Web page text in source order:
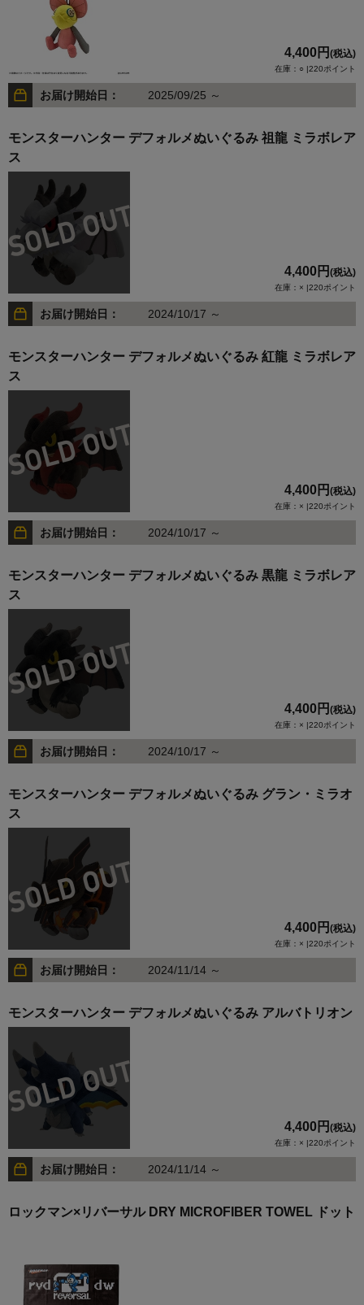
4,400円 (税込)
在庫：○ |220ポイント
お届け開始日： 2025/09/25 ～
モンスターハンター デフォルメぬいぐるみ 祖龍 ミラボレア
ス
4,400円 (税込)
在庫：× |220ポイント
お届け開始日： 2024/10/17 ～
モンスターハンター デフォルメぬいぐるみ 紅龍 ミラボレア
ス
4,400円 (税込)
在庫：× |220ポイント
お届け開始日： 2024/10/17 ～
モンスターハンター デフォルメぬいぐるみ 黒龍 ミラボレア
ス
4,400円 (税込)
在庫：× |220ポイント
お届け開始日： 2024/10/17 ～
モンスターハンター デフォルメぬいぐるみ グラン・ミラオ
ス
4,400円 (税込)
在庫：× |220ポイント
お届け開始日： 2024/11/14 ～
モンスターハンター デフォルメぬいぐるみ アルバトリオン
4,400円 (税込)
在庫：× |220ポイント
お届け開始日： 2024/11/14 ～
ロックマン×リバーサル DRY MICROFIBER TOWEL ドット